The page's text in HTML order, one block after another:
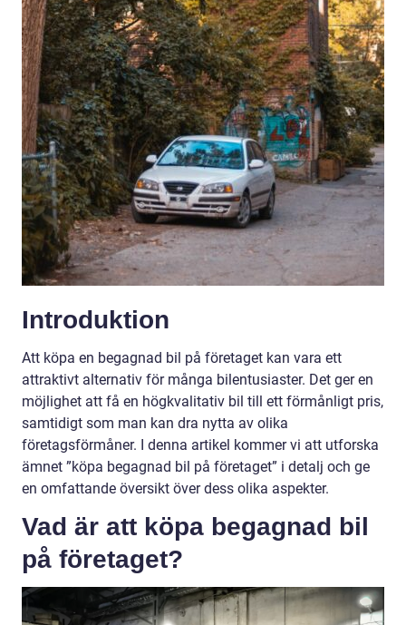
Introduktion
Att köpa en begagnad bil på företaget kan vara ett
attraktivt alternativ för många bilentusiaster. Det ger en
möjlighet att få en högkvalitativ bil till ett förmånligt pris,
samtidigt som man kan dra nytta av olika
företagsförmåner. I denna artikel kommer vi att utforska
ämnet ”köpa begagnad bil på företaget” i detalj och ge
en omfattande översikt över dess olika aspekter.
Vad är att köpa begagnad bil
på företaget?